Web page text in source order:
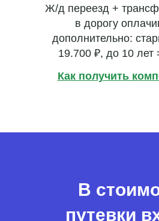
Ж/д переезд +
в дорогу
дополнительно:
19.700 ₽, до 10 лет
Как получить
В
путевки